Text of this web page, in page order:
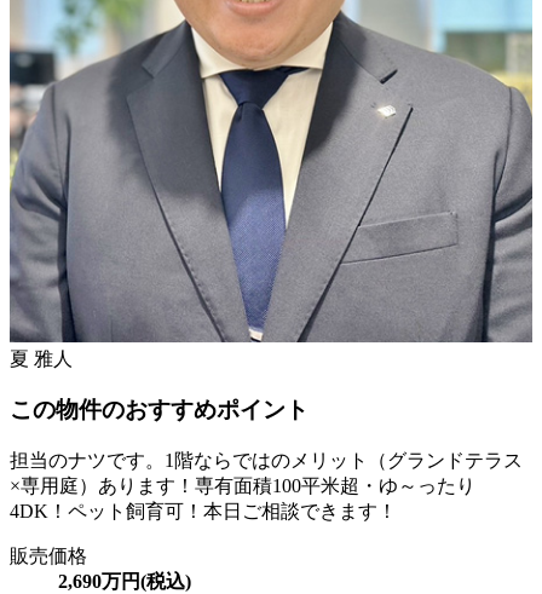
夏 雅人
この物件のおすすめポイント
担当のナツです。1階ならではのメリット（グランドテラス
×専用庭）あります！専有面積100平米超・ゆ～ったり
4DK！ペット飼育可！本日ご相談できます！
販売価格
2,690万円(税込)